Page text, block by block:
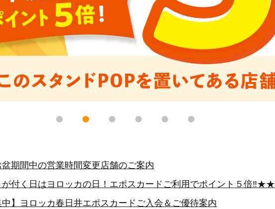
期間中の営業時間変更店舗のご案内
付く日はヨロッカの日！エポスカードご利用でポイント５倍‼★★
】ヨロッカ春日井エポスカードご入会＆ご優待案内